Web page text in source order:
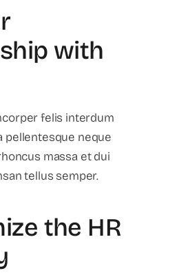
with
felis interdum
pellentesque neque
massa et dui
tellus semper.
the HR